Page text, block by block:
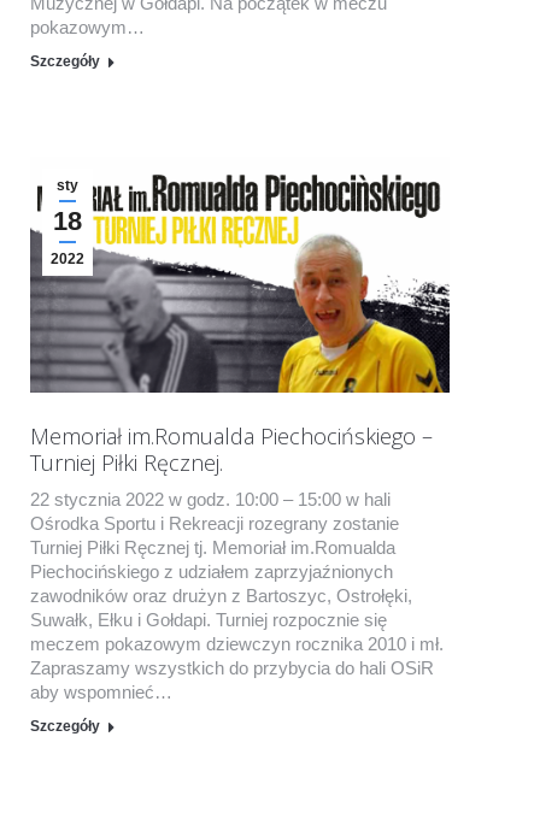
pokazowym…
Szczegóły
sty
18
2022
Memoriał im.Romualda Piechocińskiego –
Turniej Piłki Ręcznej.
22 stycznia 2022 w godz. 10:00 – 15:00 w hali
Ośrodka Sportu i Rekreacji rozegrany zostanie
Turniej Piłki Ręcznej tj. Memoriał im.Romualda
Piechocińskiego z udziałem zaprzyjaźnionych
zawodników oraz drużyn z Bartoszyc, Ostrołęki,
Suwałk, Ełku i Gołdapi. Turniej rozpocznie się
meczem pokazowym dziewczyn rocznika 2010 i mł.
Zapraszamy wszystkich do przybycia do hali OSiR
aby wspomnieć…
Szczegóły